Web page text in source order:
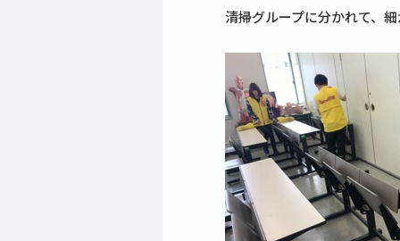
清掃グループに分かれて、